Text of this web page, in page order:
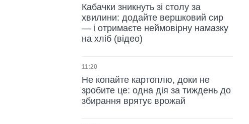
Кабачки зникнуть зі столу за
хвилини: додайте вершковий сир
— і отримаєте неймовірну намазку
на хліб (відео)
Дата публікації
11:20
Не копайте картоплю, доки не
зробите це: одна дія за тиждень до
збирання врятує врожай